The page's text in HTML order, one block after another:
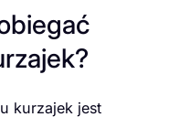
kurzajek jest